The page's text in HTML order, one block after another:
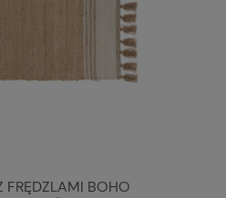
FRĘDZLAMI BOHO